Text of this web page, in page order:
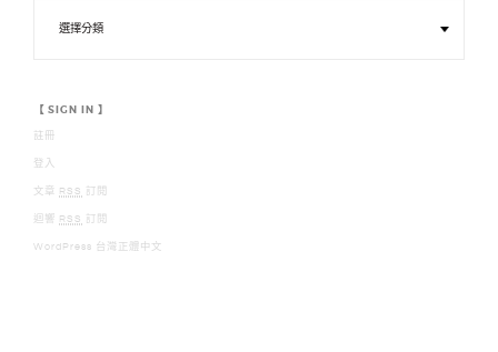
木
設
計
館
/
製
作
【 SIGN IN 】
註冊
登入
文章 RSS 訂閱
迴響 RSS 訂閱
WordPress 台灣正體中文